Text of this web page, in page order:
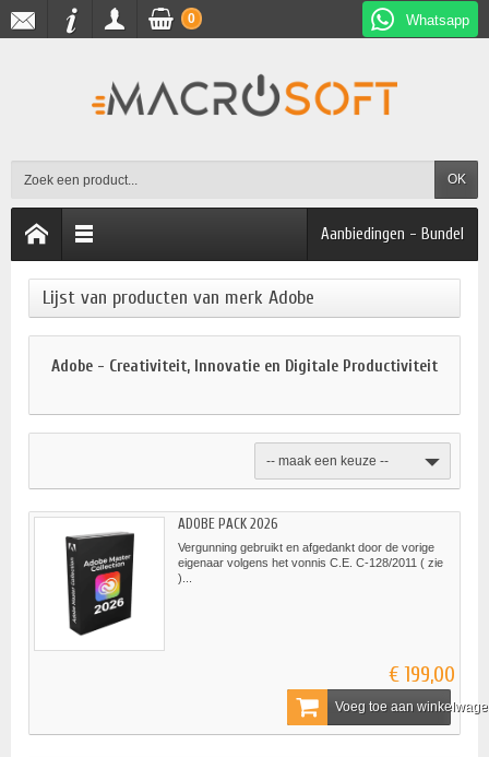
Whatsapp
OK
0
Aanbiedingen - Bundel
Lijst van producten van merk Adobe
Adobe - Creativiteit, Innovatie en Digitale Productiviteit
-- maak een keuze --
ADOBE PACK 2026
Vergunning gebruikt en afgedankt door de vorige
eigenaar volgens het vonnis C.E. C-128/2011 ( zie
)...
€ 199,00
Voeg toe aan